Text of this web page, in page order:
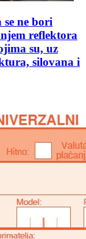
ne bori
reflektora
su, uz
silovana i